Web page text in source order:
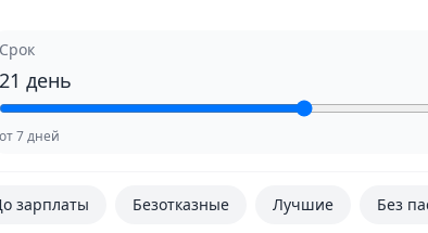
Срок
21 день
от7дней
зарплаты Безотказные Лучшие Без